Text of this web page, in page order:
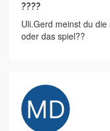
????
Uli.Gerd meinst du
oder das spiel??